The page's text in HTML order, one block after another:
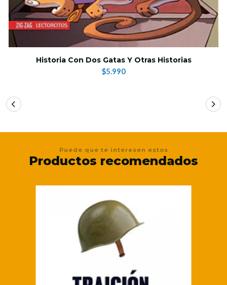
Historia Con Dos Gatas Y Otras Historias
$5.990
Puede que te interesen estos
Productos recomendados